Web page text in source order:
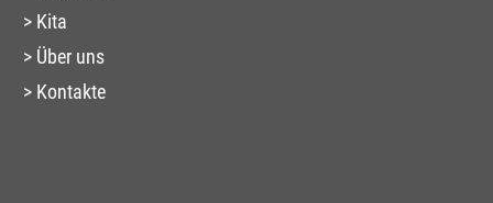
Kita
Über uns
Kontakte